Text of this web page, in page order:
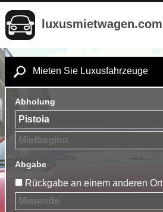
luxusmietwagen.com
Mieten Sie Luxusfahrzeuge
Abholung
Abgabe
Rückgabe an einem anderen Ort